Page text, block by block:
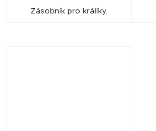
Zásobník pro králíky.